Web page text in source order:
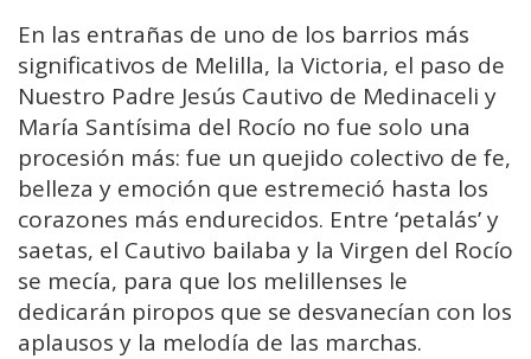
En las entrañas de uno de los barrios más
significativos de Melilla, la Victoria, el paso de
Nuestro Padre Jesús Cautivo de Medinaceli y
María Santísima del Rocío no fue solo una
procesión más: fue un quejido colectivo de fe,
belleza y emoción que estremeció hasta los
corazones más endurecidos. Entre ‘petalás’ y
saetas, el Cautivo bailaba y la Virgen del Rocío
se mecía, para que los melillenses le
dedicarán piropos que se desvanecían con los
aplausos y la melodía de las marchas.